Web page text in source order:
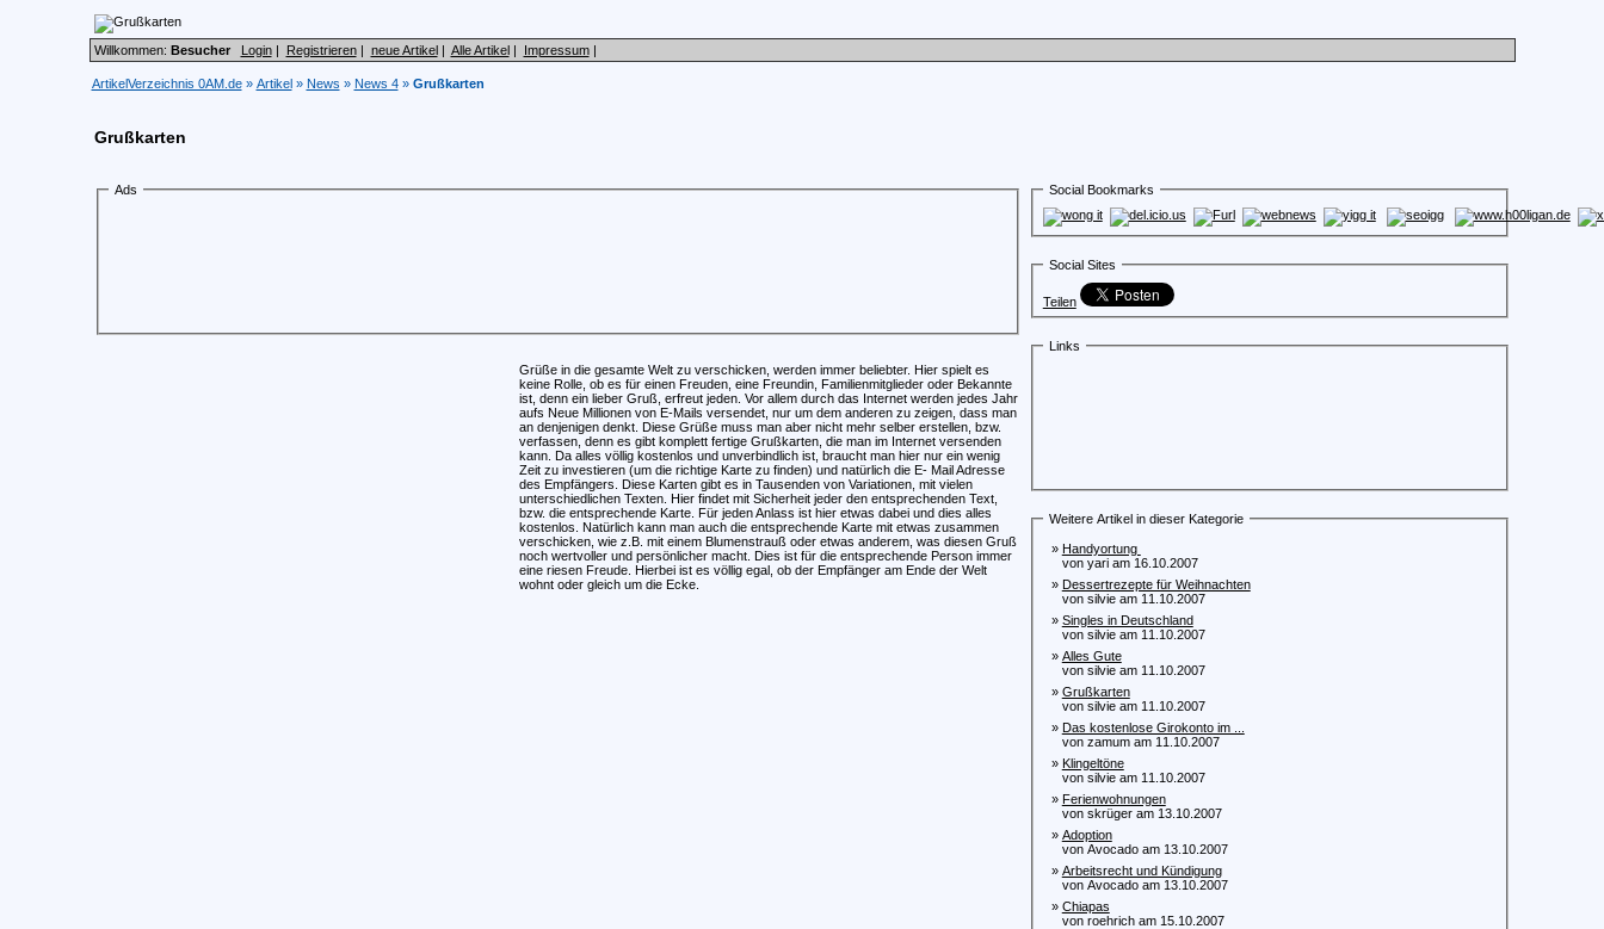
Willkommen: Besucher Login| Registrieren| neue Artikel| Alle Artikel| Impressum|
ArtikelVerzeichnis 0AM.de» Artikel» News » News 4» Grußkarten
Grußkarten
Ads
Grüße in die gesamte Welt zu verschicken, werden immer beliebter. Hier spielt es
keine Rolle, ob es für einen Freuden, eine Freundin, Familienmitglieder oder Bekannte
ist, denn ein lieber Gruß, erfreut jeden. Vor allem durch das Internet werden jedes Jahr
aufs Neue Millionen von E-Mails versendet, nur um dem anderen zu zeigen, dass man
an denjenigen denkt. Diese Grüße muss man aber nicht mehr selber erstellen, bzw.
verfassen, denn es gibt komplett fertige Grußkarten, die man im Internet versenden
kann. Da alles völlig kostenlos und unverbindlich ist, braucht man hier nur ein wenig
Zeit zu investieren (um die richtige Karte zu finden) und natürlich die E- Mail Adresse
des Empfängers. Diese Karten gibt es in Tausenden von Variationen, mit vielen
unterschiedlichen Texten. Hier findet mit Sicherheit jeder den entsprechenden Text,
bzw. die entsprechende Karte. Für jeden Anlass ist hier etwas dabei und dies alles
kostenlos. Natürlich kann man auch die entsprechende Karte mit etwas zusammen
verschicken, wie z.B. mit einem Blumenstrauß oder etwas anderem, was diesen Gruß
noch wertvoller und persönlicher macht. Dies ist für die entsprechende Person immer
eine riesen Freude. Hierbei ist es völlig egal, ob der Empfänger am Ende der Welt
wohnt oder gleich um die Ecke.
Social Bookmarks
Social Sites
Teilen
Links
Weitere Artikel in dieser Kategorie
» Handyortung
von yari am 16.10.2007
» Dessertrezepte für Weihnachten
von silvie am 11.10.2007
» Singles in Deutschland
von silvie am 11.10.2007
» Alles Gute
von silvie am 11.10.2007
» Grußkarten
von silvie am 11.10.2007
» Das kostenlose Girokonto im ...
von zamum am 11.10.2007
» Klingeltöne
von silvie am 11.10.2007
» Ferienwohnungen
von skrüger am 13.10.2007
» Adoption
von Avocado am 13.10.2007
» Arbeitsrecht und Kündigung
von Avocado am 13.10.2007
» Chiapas
von roehrich am 15.10.2007